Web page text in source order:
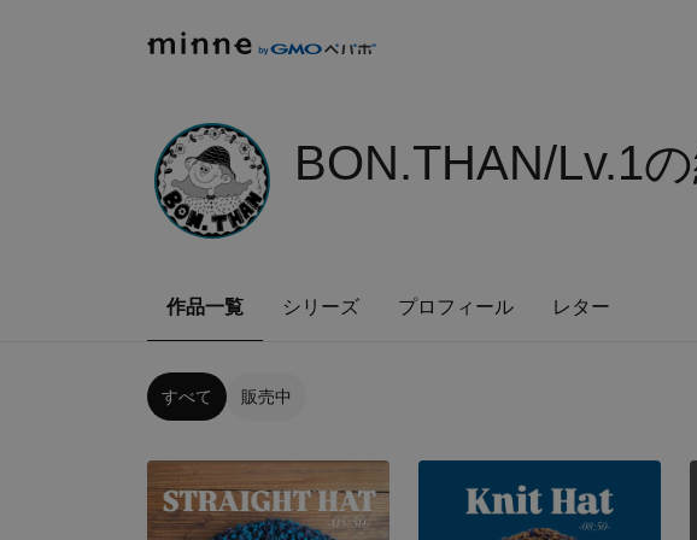
BON.THAN/Lv.1
作品一覧 シリーズ プロフィール レター
すべて 販売中